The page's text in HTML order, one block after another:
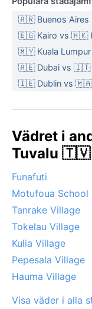
🇦🇷 Buenos
🇪🇬 Kairo vs 🇭🇰
🇲🇾 Kuala
🇦🇪 Dubai vs 🇮🇹
🇮🇪 Dublin vs 🇲🇦
Vädret i
Tuvalu 🇹🇻
Funafuti
Motufoua School
Tanrake Village
Tokelau Village
Kulia Village
Pepesala Village
Hauma Village
Visa väder i alla